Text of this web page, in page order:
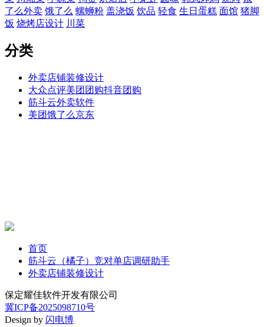
了么外卖 饿了么 螺蛳粉 盖浇饭 饮品 轻食 生日蛋糕 面馆 猪脚
饭 烧烤店设计 川菜
分类
外卖店铺装修设计
大众点评美团团购抖音团购
筋斗云外卖软件
美团饿了么京东
首页
筋斗云（橘子）竞对单店调研助手
外卖店铺装修设计
保定耀佳软件开发有限公司
冀ICP备2025098710号
Design by 闪电博